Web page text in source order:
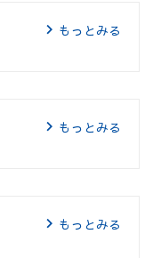
もっとみる
もっとみる
もっとみる